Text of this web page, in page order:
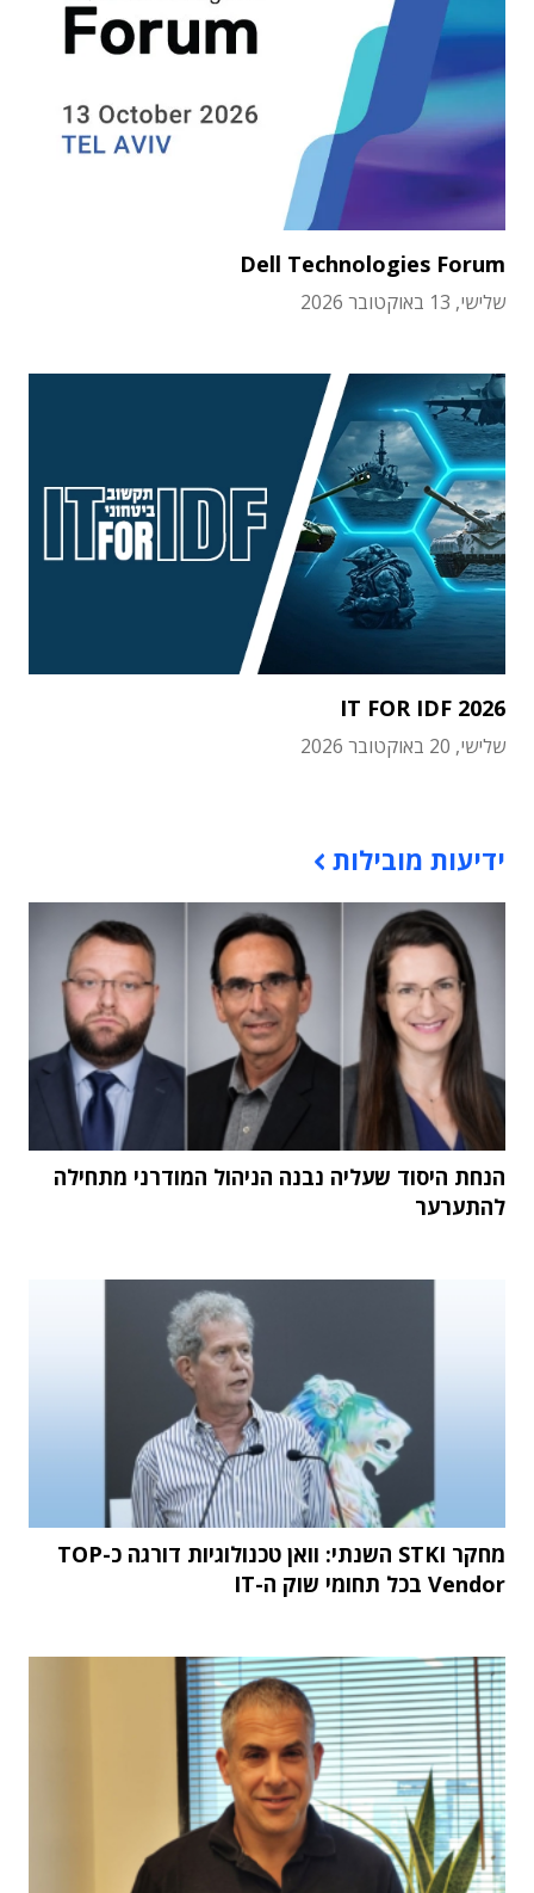
Dell Technologies Forum
שלישי, 13 באוקטובר 2026
IT FOR IDF 2026
שלישי, 20 באוקטובר 2026
ידיעות מובילות
הנחת היסוד שעליה נבנה הניהול המודרני מתחילה
להתערער
מחקר STKI השנתי: וואן טכנולוגיות דורגה כ-TOP
Vendor בכל תחומי שוק ה-IT